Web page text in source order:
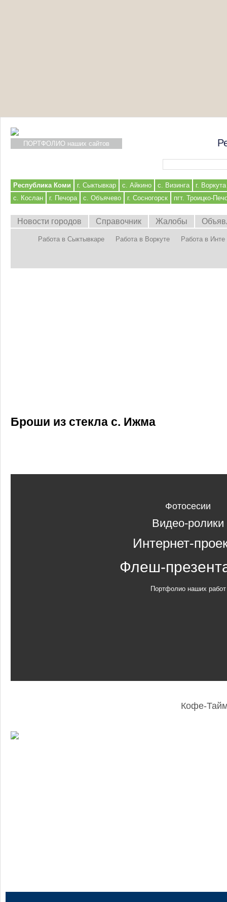
ПОРТФОЛИО наших сайтов
Республика Коми г. Сыктывкар с. Айкино с. Визинга
г. Воркута
с. Кослан
г. Печора с. Объячево г. Сосногорск пгт. Троицко-
Новости городов Справочник Жалобы
Работа в Сыктывкаре Работа в Воркуте Работа в Инте
Броши из стекла с. Ижма
Фотосесии
Видео-ролики
Интернет-
Флеш-
Портфолио наших работ
Кофе-